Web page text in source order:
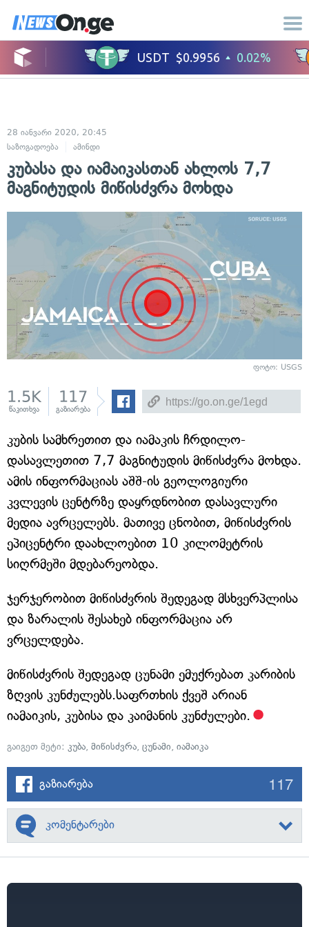
28 იანვარი 2020, 20:45
საზოგადოება
ამინდი
კუბასა და იამაიკასთან ახლოს 7,7
მაგნიტუდის მიწისძვრა მოხდა
ფოტო: USGS
1.5K
წაკითხვა
117
გაზიარება
კუბის სამხრეთით და იამაკის ჩრდილო-
დასავლეთით 7,7 მაგნიტუდის მიწისძვრა მოხდა.
ამის ინფორმაციას აშშ-ის გეოლოგიური
კვლევის ცენტრზე დაყრდნობით დასავლური
მედია ავრცელებს. მათივე ცნობით, მიწისძვრის
ეპიცენტრი დაახლოებით 10 კილომეტრის
სიღრმეში მდებარეობდა.
ჯერჯერობით მიწისძვრის შედეგად მსხვერპლისა
და ზარალის შესახებ ინფორმაცია არ
ვრცელდება.
მიწისძვრის შედეგად ცუნამი ემუქრებათ კარიბის
ზღვის კუნძულებს.საფრთხის ქვეშ არიან
იამაიკის, კუბისა და კაიმანის კუნძულები.
გაიგეთ მეტი: კუბა, მიწისძვრა, ცუნამი, იამაიკა
გაზიარება 117
კომენტარები